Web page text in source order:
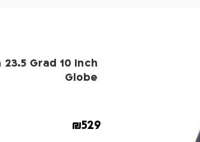
23.5 Grad 10 Inch
Globe
₪529